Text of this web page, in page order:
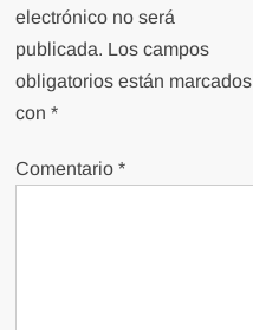
electrónico no será
publicada. Los campos
obligatorios están marcados
con*
Comentario*